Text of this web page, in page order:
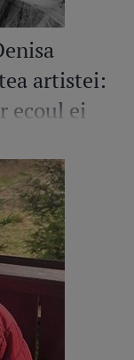
artistei:
ecoul ei